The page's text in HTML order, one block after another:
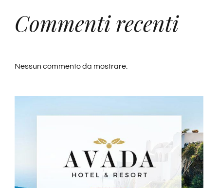
Commenti recenti
Nessun commento da mostrare.